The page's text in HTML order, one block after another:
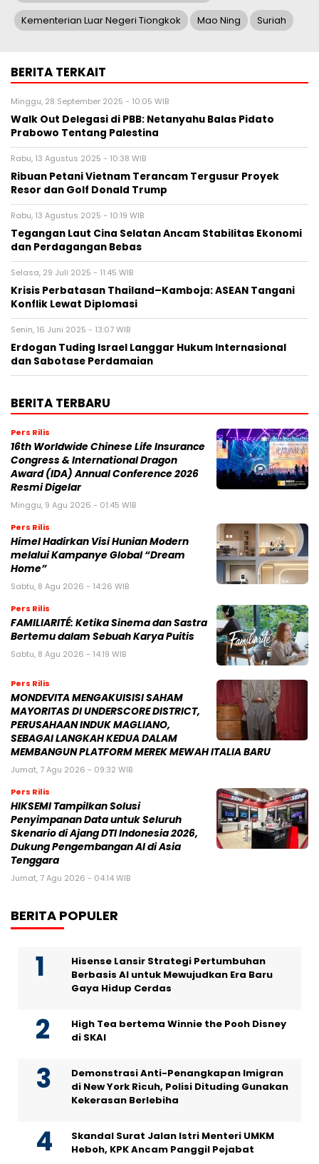
Kementerian Luar Negeri Tiongkok Mao Ning Suriah
BERITA TERKAIT
Minggu, 28 September 2025 - 10:05 WIB
Walk Out Delegasi di PBB: Netanyahu Balas Pidato
Prabowo Tentang Palestina
Rabu, 13 Agustus 2025 - 10:38 WIB
Ribuan Petani Vietnam Terancam Tergusur Proyek
Resor dan Golf Donald Trump
Rabu, 13 Agustus 2025 - 10:19 WIB
Tegangan Laut Cina Selatan Ancam Stabilitas Ekonomi
dan Perdagangan Bebas
Selasa, 29 Juli 2025 - 11:45 WIB
Krisis Perbatasan Thailand–Kamboja: ASEAN Tangani
Konflik Lewat Diplomasi
Senin, 16 Juni 2025 - 13:07 WIB
Erdogan Tuding Israel Langgar Hukum Internasional
dan Sabotase Perdamaian
BERITA TERBARU
Pers Rilis
16th Worldwide Chinese Life Insurance
Congress & International Dragon
Award (IDA) Annual Conference 2026
Resmi Digelar
Minggu, 9 Agu 2026 - 01:45 WIB
Pers Rilis
Himel Hadirkan Visi Hunian Modern
melalui Kampanye Global “Dream
Home”
Sabtu, 8 Agu 2026 - 14:26 WIB
Pers Rilis
FAMILIARITÉ: Ketika Sinema dan Sastra
Bertemu dalam Sebuah Karya Puitis
Sabtu, 8 Agu 2026 - 14:19 WIB
Pers Rilis
MONDEVITA MENGAKUISISI SAHAM
MAYORITAS DI UNDERSCORE DISTRICT,
PERUSAHAAN INDUK MAGLIANO,
SEBAGAI LANGKAH KEDUA DALAM
MEMBANGUN PLATFORM MEREK MEWAH ITALIA BARU
Jumat, 7 Agu 2026 - 09:32 WIB
Pers Rilis
HIKSEMI Tampilkan Solusi
Penyimpanan Data untuk Seluruh
Skenario di Ajang DTI Indonesia 2026,
Dukung Pengembangan AI di Asia
Tenggara
Jumat, 7 Agu 2026 - 04:14 WIB
BERITA POPULER
Hisense Lansir Strategi Pertumbuhan
Berbasis AI untuk Mewujudkan Era Baru
Gaya Hidup Cerdas
High Tea bertema Winnie the Pooh Disney
di SKAI
Demonstrasi Anti-Penangkapan Imigran
di New York Ricuh, Polisi Dituding Gunakan
Kekerasan Berlebiha
Skandal Surat Jalan Istri Menteri UMKM
Heboh, KPK Ancam Panggil Pejabat